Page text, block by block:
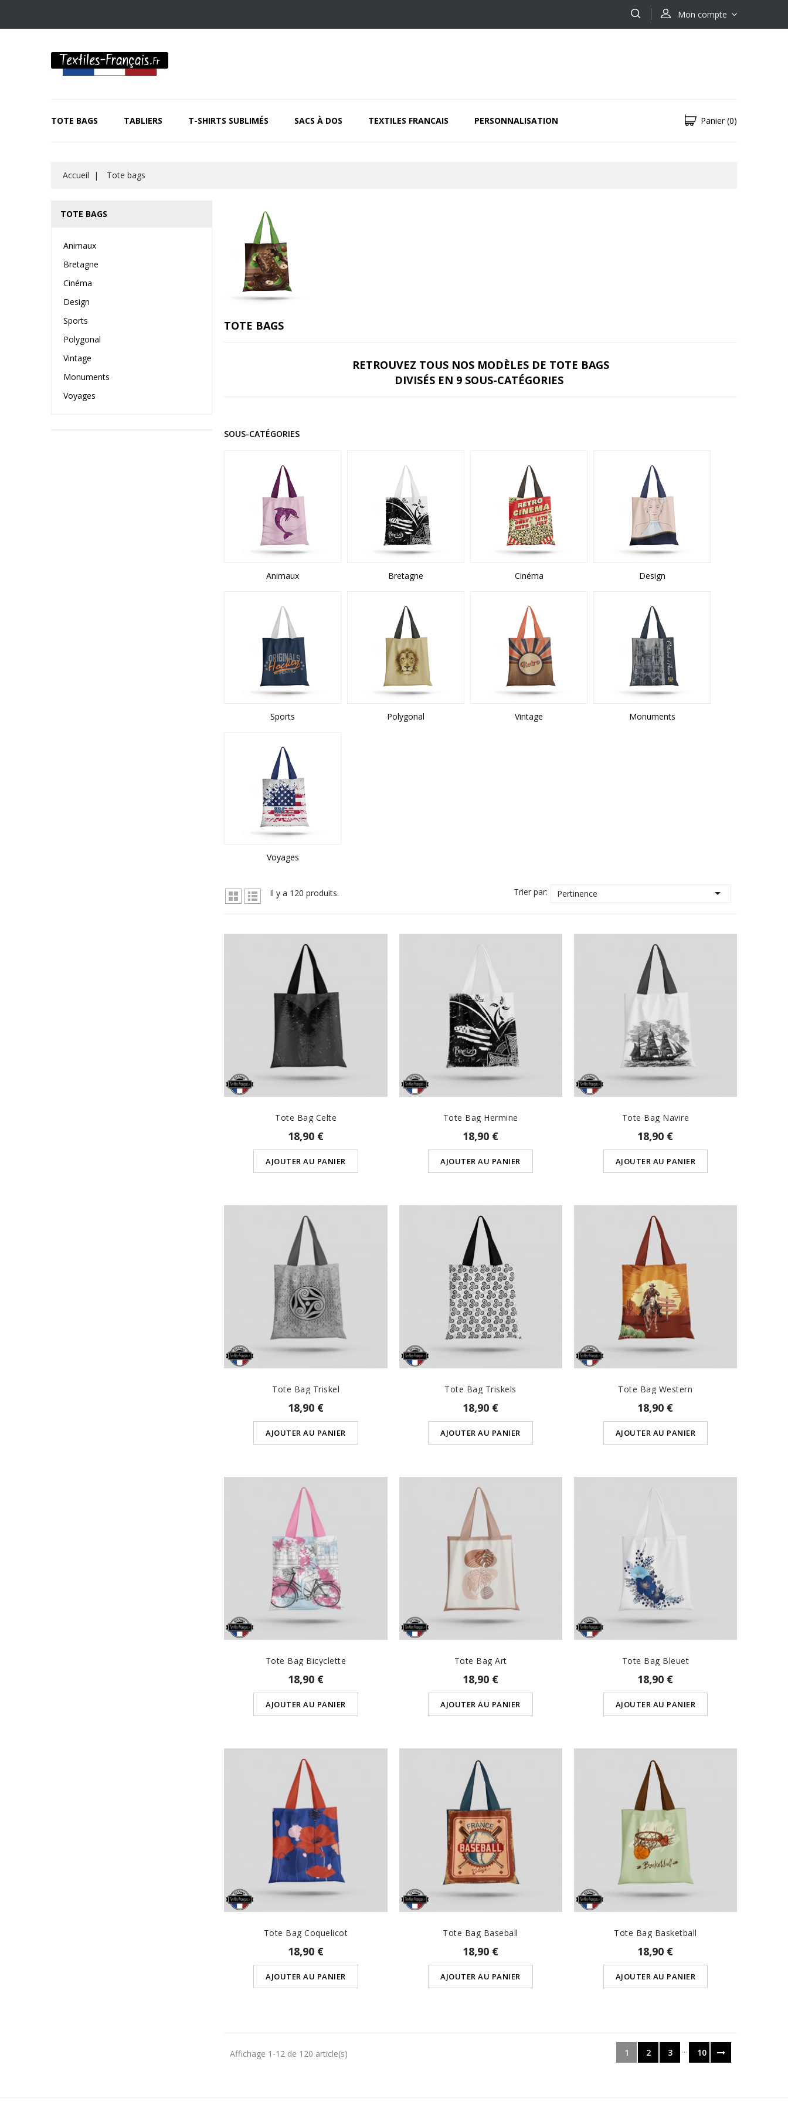
Mon compte
TOTE BAGS TABLIERS T-SHIRTS SUBLIMÉS SACS À DOS TEXTILES FRANCAIS PERSONNALISATION Panier (0)
Accueil Tote bags
TOTE BAGS
Animaux
Bretagne
Cinéma
Design
Sports
Polygonal
Vintage
Monuments
Voyages
TOTE BAGS
RETROUVEZ TOUS NOS MODÈLES DE TOTE BAGS
DIVISÉS EN 9 SOUS-CATÉGORIES
SOUS-CATÉGORIES
Animaux Bretagne Cinéma Design
Sports Polygonal Vintage Monuments
Voyages
Il y a 120 produits. Trier par: Pertinence 
Tote Bag Celte
18,90 €
AJOUTER AU PANIER
Tote Bag Hermine
18,90 €
AJOUTER AU PANIER
Tote Bag Navire
18,90 €
AJOUTER AU PANIER
Tote Bag Triskel
18,90 €
AJOUTER AU PANIER
Tote Bag Triskels
18,90 €
AJOUTER AU PANIER
Tote Bag Western
18,90 €
AJOUTER AU PANIER
Tote Bag Bicyclette
18,90 €
AJOUTER AU PANIER
Tote Bag Art
18,90 €
AJOUTER AU PANIER
Tote Bag Bleuet
18,90 €
AJOUTER AU PANIER
Tote Bag Coquelicot
18,90 €
AJOUTER AU PANIER
Tote Bag Baseball
18,90 €
AJOUTER AU PANIER
Tote Bag Basketball
18,90 €
AJOUTER AU PANIER
Affichage 1-12 de 120 article(s) 1 2 3 … 10